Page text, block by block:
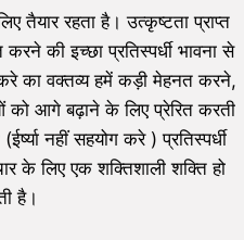
तैयार रहता है। उत्कृष्टता प्राप्त
की इच्छा प्रतिस्पर्धी भावना से
करे का वक्तव्य हमें कड़ी मेहनत करने,
आगे बढ़ाने के लिए प्रेरित करती
नहीं सहयोग करे ) प्रतिस्पर्धी
के लिए एक शक्तिशाली शक्ति हो
है।